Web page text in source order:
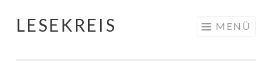
Springe
LESEKREIS MENÜ